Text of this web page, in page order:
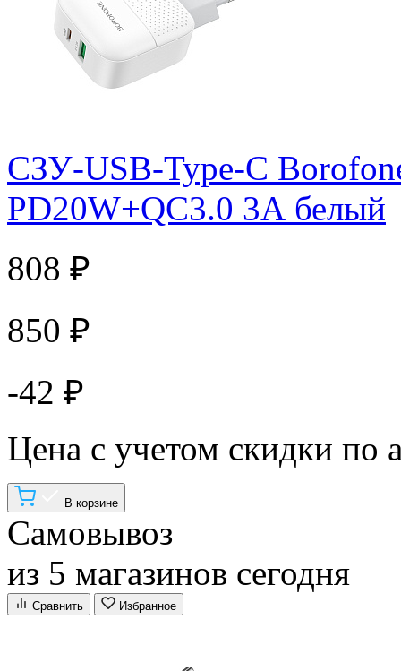
СЗУ-USB-Type-C
PD20W+QC3.0 3А белый
808 ₽
850 ₽
-42 ₽
Цена с учетом скидки по
В корзине
Самовывоз
из 5 магазинов сегодня
Сравнить Избранное